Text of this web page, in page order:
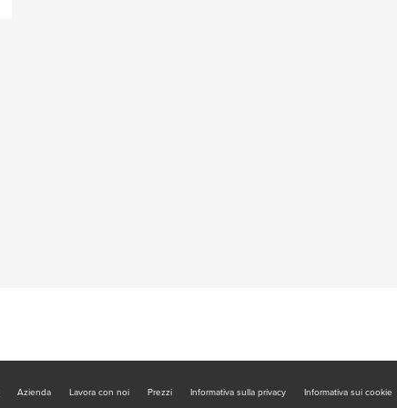
Azienda Lavora con noi Prezzi Informativa sulla privacy Informativa sui cookie